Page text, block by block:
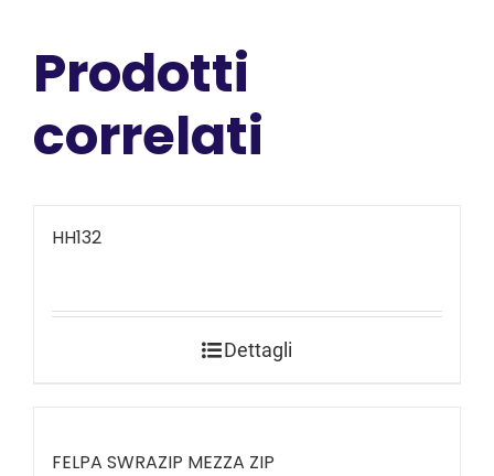
Prodotti
correlati
HH132
Dettagli
FELPA SWRAZIP MEZZA ZIP